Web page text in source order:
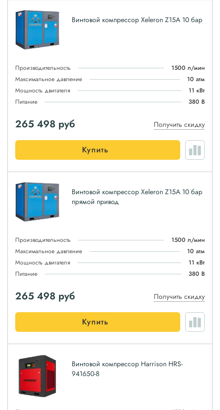
Винтовой компрессор Xeleron Z15A 10 бар
Производительность
1500 л/мин
Максимальное давление
10 атм
Мощность двигателя
11 кВт
Питание
380 В
265 498 руб Получить скидку
Купить
Винтовой компрессор Xeleron Z15A 10 бар
прямой привод
Производительность
1500 л/мин
Максимальное давление
10 атм
Мощность двигателя
11 кВт
Питание
380 В
265 498 руб Получить скидку
Купить
Винтовой компрессор Harrison HRS-
941650-8